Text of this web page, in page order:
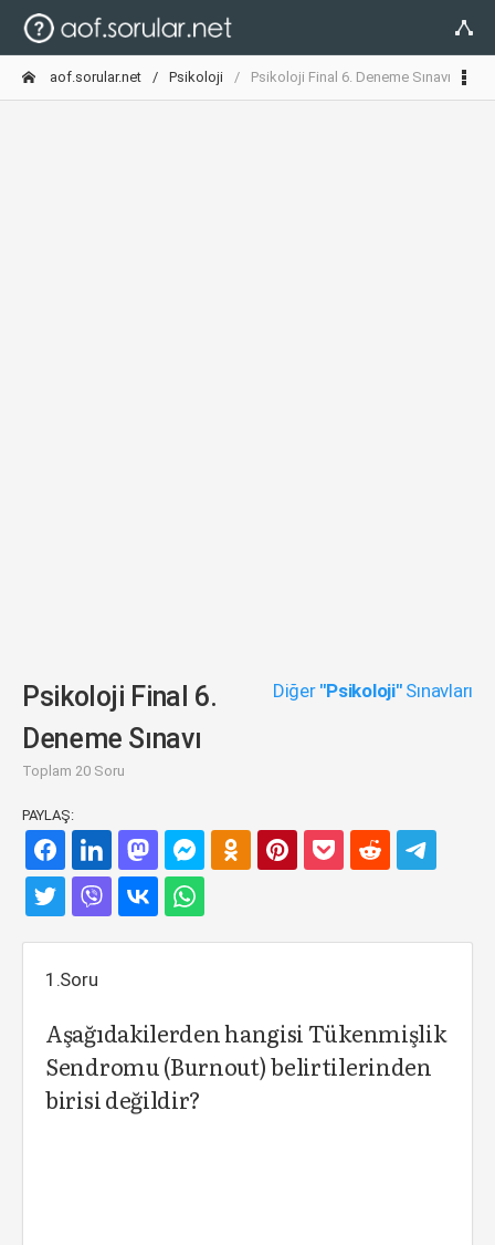
aof.sorular.net Psikoloji Psikoloji Final 6. Deneme Sınavı
Psikoloji Final 6.
Deneme Sınavı
Toplam 20 Soru
Diğer "Psikoloji"Sınavları
PAYLAŞ:
1.Soru
Aşağıdakilerden hangisi Tükenmişlik
Sendromu (Burnout) belirtilerinden
birisi değildir?